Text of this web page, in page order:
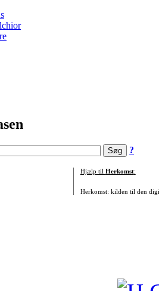
?
Hjælp til Herkomst:
Herkomst: kilden til den